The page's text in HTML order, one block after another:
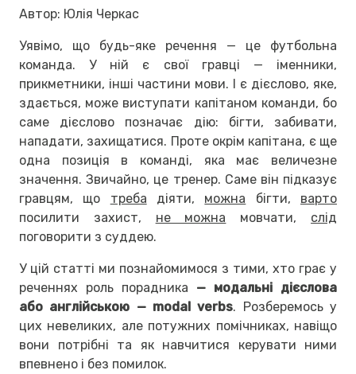
Автор: Юлія Черкас
Уявімо, що будь-яке речення — це футбольна
команда. У ній є свої гравці — іменники,
прикметники, інші частини мови. І є дієслово, яке,
здається, може виступати капітаном команди, бо
саме дієслово позначає дію: бігти, забивати,
нападати, захищатися. Проте окрім капітана, є ще
одна позиція в команді, яка має величезне
значення. Звичайно, це тренер. Саме він підказує
гравцям, що треба діяти, можна бігти, варто
посилити захист, не можна мовчати, слід
поговорити з суддею.
У цій статті ми познайомимося з тими, хто грає у
реченнях роль порадника — модальні дієслова
або англійською — modal verbs. Розберемось у
цих невеликих, але потужних помічниках, навіщо
вони потрібні та як навчитися керувати ними
впевнено і без помилок.